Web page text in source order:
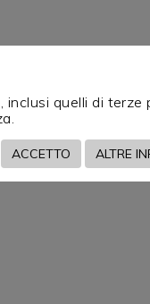
inclusi quelli di terze
ACCETTO ALTRE